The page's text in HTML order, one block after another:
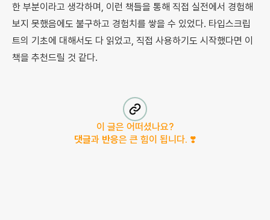
한 부분이라고 생각하며, 이런 책들을 통해 직접 실전에서 경험해
보지 못했음에도 불구하고 경험치를 쌓을 수 있었다. 타입스크립
트의 기초에 대해서도 다 읽었고, 직접 사용하기도 시작했다면 이
책을 추천드릴 것 같다.
이 글은 어떠셨나요?
댓글과 반응은 큰 힘이 됩니다. ❣️